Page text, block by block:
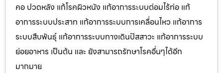
คอ ปวดหลัง แก้โรคผิวหนัง แก้อาการระบบต่อมไร้ท่อ แก้
อาการระบบประสาท แก้อาการระบบการเคลื่อนไหว แก้อาการ
ระบบสืบพันธุ์ แก้อาการระบบทางเดินปัสสาวะ แก้อาการระบบ
ย่อยอาหาร เป็นต้น และ ยังสามารถรักษาโรคอื่นๆได้อีก
มากมาย